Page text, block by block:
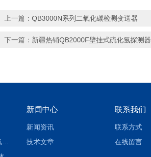
上一篇： QB3000N系列二氧化碳检测变送器
下一篇： 新疆热销QB2000F壁挂式硫化氢探测器
QB10N固定式硫化氢气体检测仪H2S气体泄漏探头
新闻中心
新闻资讯
技术文章
联系我们
联系方式
在线留言